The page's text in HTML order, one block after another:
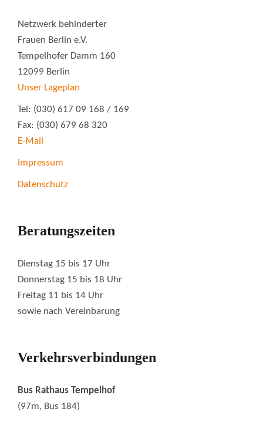
Netzwerk behinderter
Frauen Berlin e.V.
Tempelhofer Damm 160
12099 Berlin
Unser Lageplan
Tel: (030) 617 09 168 / 169
Fax: (030) 679 68 320
E-Mail
Impressum
Datenschutz
Beratungszeiten
Dienstag 15 bis 17 Uhr
Donnerstag 15 bis 18 Uhr
Freitag 11 bis 14 Uhr
sowie nach Vereinbarung
Verkehrsverbindungen
Bus Rathaus Tempelhof
(97m, Bus 184)